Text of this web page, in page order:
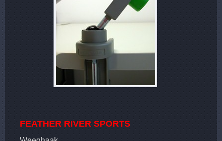
FEATHER RIVER SPORTS